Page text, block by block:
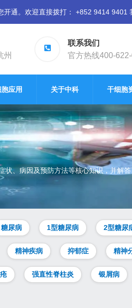
通。欢迎直接拨打： +852 9414 9401
州
联系我们
官方热线400-
应用 关于中科 干细胞
、病因及预防方法等核心知识，并解
糖尿病 1型糖尿病 2型糖尿
精神疾病 抑郁症 精神
强直性脊柱炎 银屑病